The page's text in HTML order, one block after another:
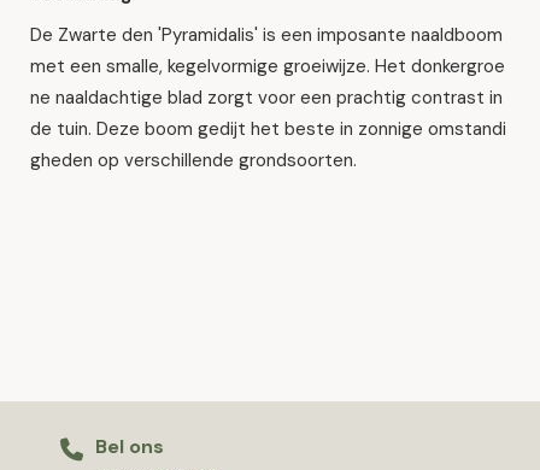
De Zwarte den 'Pyramidalis' is een imposante naaldboom
met een smalle, kegelvormige groeiwijze. Het donkergroe
ne naaldachtige blad zorgt voor een prachtig contrast in
de tuin. Deze boom gedijt het beste in zonnige omstandi
gheden op verschillende grondsoorten.
Bel ons